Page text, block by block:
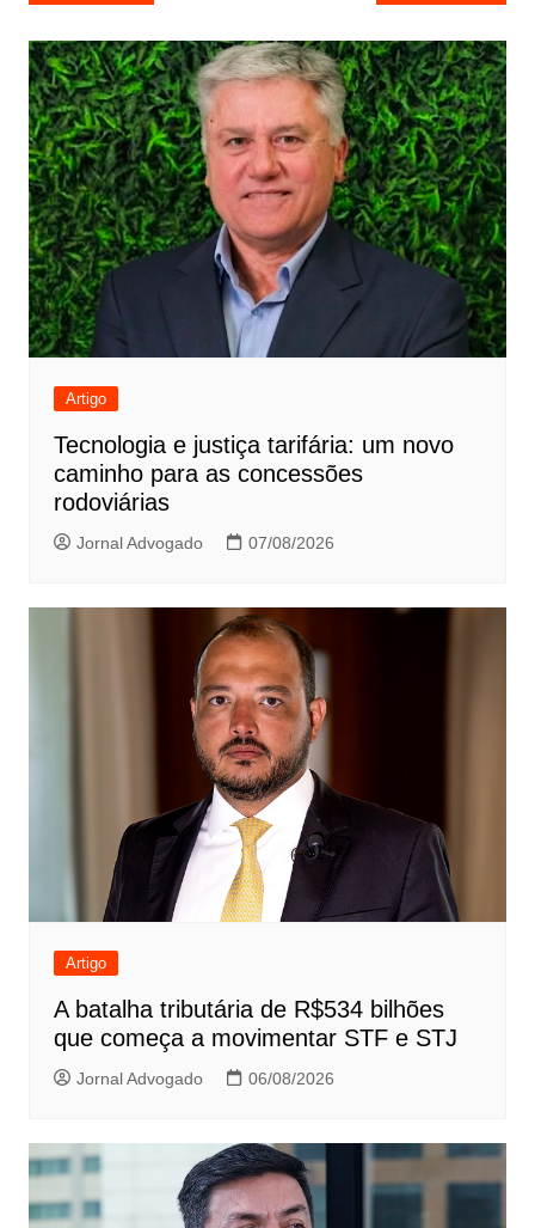
Post
Artigo
Tecnologia e justiça tarifária: um novo
caminho para as concessões
rodoviárias
Jornal Advogado 07/08/2026
Artigo
A batalha tributária de R$534 bilhões
que começa a movimentar STF e STJ
Jornal Advogado 06/08/2026